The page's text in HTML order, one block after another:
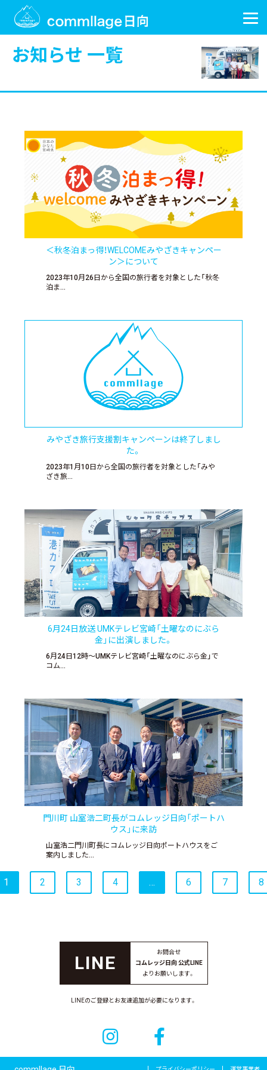
お知らせ 一覧
＜秋冬泊まっ得！WELCOMEみやざきキャンペー
ン＞について
2023年10月26日から全国の旅行者を対象とした「秋冬
泊ま…
みやざき旅行支援割キャンペーンは終了しまし
た。
2023年1月10日から全国の旅行者を対象とした「みや
ざき旅…
6月24日放送 UMKテレビ宮崎「土曜なのにぶら
金」に出演しました。
6月24日12時〜UMKテレビ宮崎「土曜なのにぶら金」で
コム…
門川町 山室浩二町長がコムレッジ日向「ポートハ
ウス」に来訪
山室浩二門川町長にコムレッジ日向ポートハウスをご
案内しました…
1 2 3 4 … 6 7 8
お問合せ
コムレッジ日向 公式LINE
よりお願いします。
LINEのご登録とお友達追加が必要になります。